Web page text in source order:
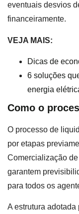
eventuais desvios
financeiramente.
VEJA MAIS:
Dicas de
6 soluções
energia
Como o
O processo de
por etapas
Comercialização
garantem
para todos os
A estrutura